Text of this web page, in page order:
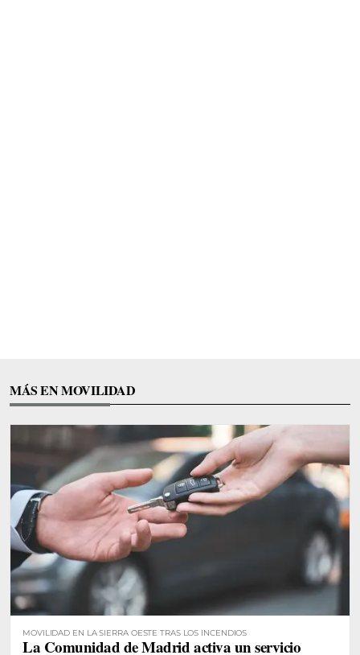
MÁS EN MOVILIDAD
MOVILIDAD EN LA SIERRA OESTE TRAS LOS INCENDIOS
La Comunidad de Madrid activa un servicio